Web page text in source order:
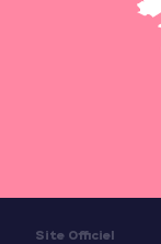
Site Officiel